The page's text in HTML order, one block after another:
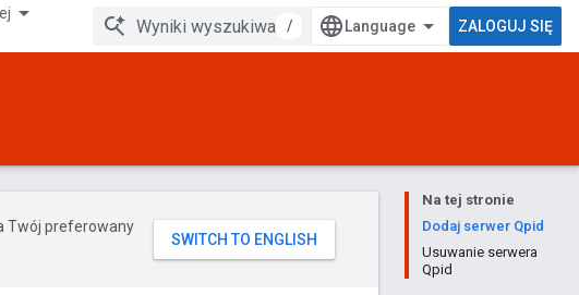
/ ZALOGUJ SIĘ
Na tej stronie
Dodaj serwer Qpid
Usuwanie serwera
Qpid
Twój preferowany